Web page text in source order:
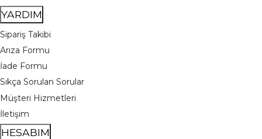
YARDIM
Sipariş Takibi
Arıza Formu
İade Formu
Sıkça Sorulan Sorular
Müşteri Hizmetleri
İletişim
HESABIM